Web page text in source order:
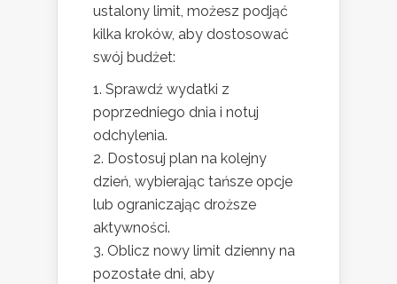
ustalony limit, możesz podjąć
kilka kroków, aby dostosować
swój budżet:
Sprawdź wydatki z
poprzedniego dnia i notuj
odchylenia.
Dostosuj plan na kolejny
dzień, wybierając tańsze opcje
lub ograniczając droższe
aktywności.
Oblicz nowy limit dzienny na
pozostałe dni, aby